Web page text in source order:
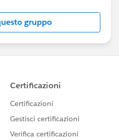
に関する総合コミ
ださい！
jp/products/pardot
ールスフォース・ジャパ
営されています。
ンライン行動規範」に
ja/trailblazerco
gruppo